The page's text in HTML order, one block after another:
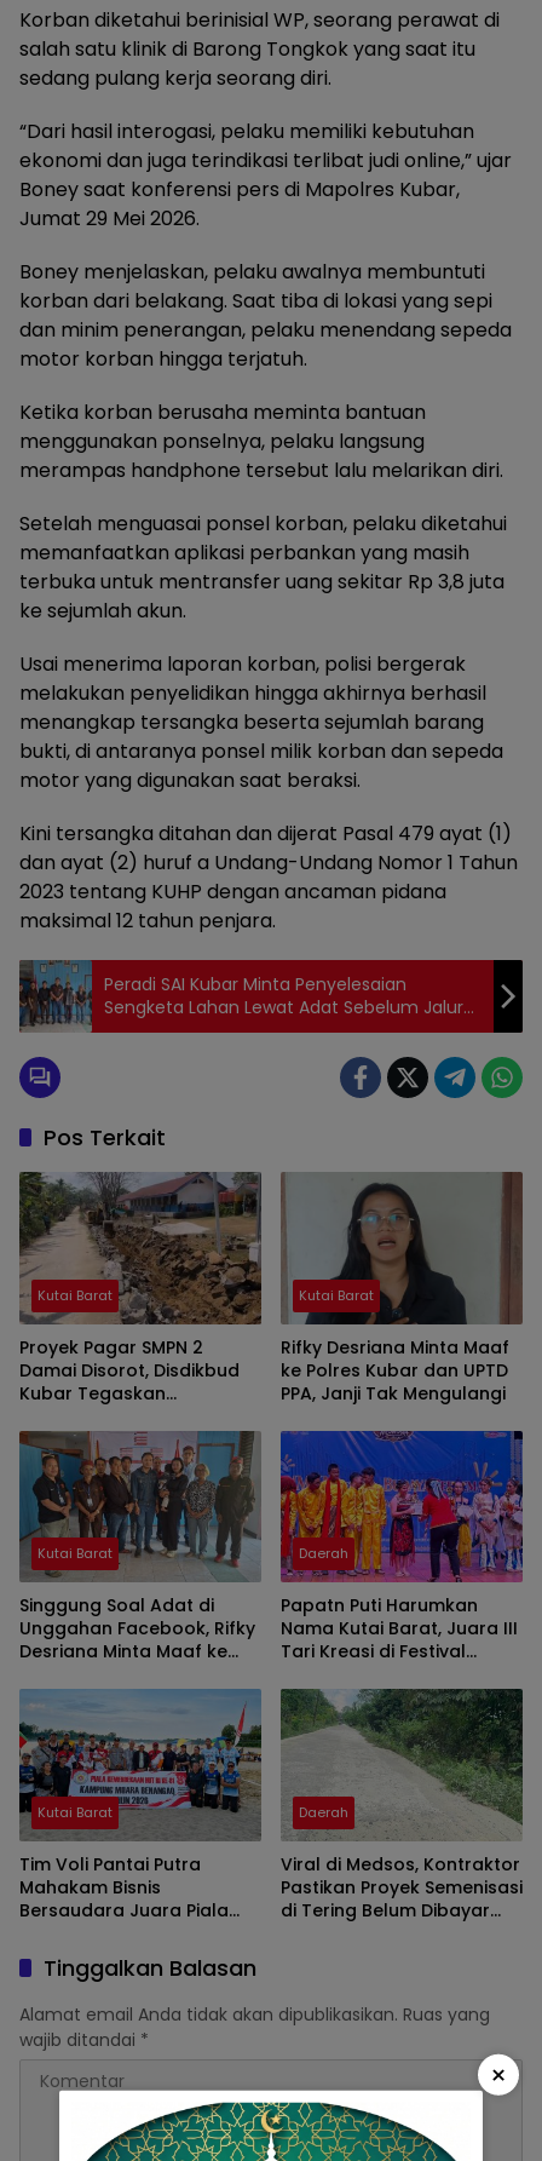
Korban diketahui berinisial WP, seorang perawat di
salah satu klinik di Barong Tongkok yang saat itu
sedang pulang kerja seorang diri.
“Dari hasil interogasi, pelaku memiliki kebutuhan
ekonomi dan juga terindikasi terlibat judi online,” ujar
Boney saat konferensi pers di Mapolres Kubar,
Jumat 29 Mei 2026.
Boney menjelaskan, pelaku awalnya membuntuti
korban dari belakang. Saat tiba di lokasi yang sepi
dan minim penerangan, pelaku menendang sepeda
motor korban hingga terjatuh.
Ketika korban berusaha meminta bantuan
menggunakan ponselnya, pelaku langsung
merampas handphone tersebut lalu melarikan diri.
Setelah menguasai ponsel korban, pelaku diketahui
memanfaatkan aplikasi perbankan yang masih
terbuka untuk mentransfer uang sekitar Rp 3,8 juta
ke sejumlah akun.
Usai menerima laporan korban, polisi bergerak
melakukan penyelidikan hingga akhirnya berhasil
menangkap tersangka beserta sejumlah barang
bukti, di antaranya ponsel milik korban dan sepeda
motor yang digunakan saat beraksi.
Kini tersangka ditahan dan dijerat Pasal 479 ayat (1)
dan ayat (2) huruf a Undang-Undang Nomor 1 Tahun
2023 tentang KUHP dengan ancaman pidana
maksimal 12 tahun penjara.
Peradi SAI Kubar Minta Penyelesaian
Sengketa Lahan Lewat Adat Sebelum Jalur
Hukum
Pos Terkait
Kutai Barat
Proyek Pagar SMPN 2
Damai Disorot, Disdikbud
Kubar Tegaskan
Perbaikan Berjalan
Kutai Barat
Rifky Desriana Minta Maaf
ke Polres Kubar dan UPTD
PPA, Janji Tak Mengulangi
Kutai Barat
Singgung Soal Adat di
Unggahan Facebook, Rifky
Desriana Minta Maaf ke
Daerah
Papatn Puti Harumkan
Nama Kutai Barat, Juara III
Tari Kreasi di Festival
Kutai Barat
Tim Voli Pantai Putra
Mahakam Bisnis
Bersaudara Juara Piala
Benangaq Kubar
Daerah
Viral di Medsos, Kontraktor
Pastikan Proyek Semenisasi
di Tering Belum Dibayar
Tinggalkan Balasan
Alamat email Anda tidak akan dipublikasikan. Ruas yang
wajib ditandai *
×